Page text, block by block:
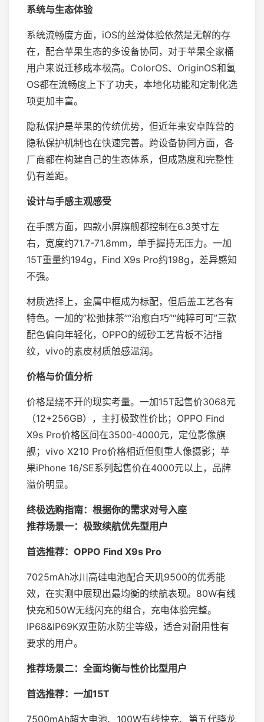
系统与生态体验
系统流畅度方面，iOS的丝滑体验依然是无解的存
在，配合苹果生态的多设备协同，对于苹果全家桶
用户来说迁移成本极高。ColorOS、OriginOS和氢
OS都在流畅度上下了功夫，本地化功能和定制化选
项更加丰富。
隐私保护是苹果的传统优势，但近年来安卓阵营的
隐私保护机制也在快速完善。跨设备协同方面，各
厂商都在构建自己的生态体系，但成熟度和完整性
仍有差距。
设计与手感主观感受
在手感方面，四款小屏旗舰都控制在6.3英寸左
右，宽度约71.7-71.8mm，单手握持无压力。一加
15T重量约194g，Find X9s Pro约198g，差异感知
不强。
材质选择上，金属中框成为标配，但后盖工艺各有
特色。一加的”松弛抹茶”“治愈白巧”“纯粹可可”三款
配色偏向年轻化，OPPO的绒砂工艺背板不沾指
纹，vivo的素皮材质触感温润。
价格与价值分析
价格是绕不开的现实考量。一加15T起售价3068元
（12+256GB），主打极致性价比；OPPO Find
X9s Pro价格区间在3500-4000元，定位影像旗
舰；vivo X210 Pro价格相近但侧重人像摄影；苹
果iPhone 16/SE系列起售价在4000元以上，品牌
溢价明显。
终极选购指南：根据你的需求对号入座
推荐场景一：极致续航优先型用户
首选推荐：OPPO Find X9s Pro
7025mAh冰川高硅电池配合天玑9500的优秀能
效，在实测中展现出最均衡的续航表现。80W有线
快充和50W无线闪充的组合，充电体验完整。
IP68&IP69K双重防水防尘等级，适合对耐用性有
要求的用户。
推荐场景二：全面均衡与性价比型用户
首选推荐：一加15T
7500mAh超大电池、100W有线快充、第五代骁龙